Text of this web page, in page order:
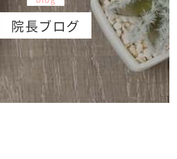
院長ブログ